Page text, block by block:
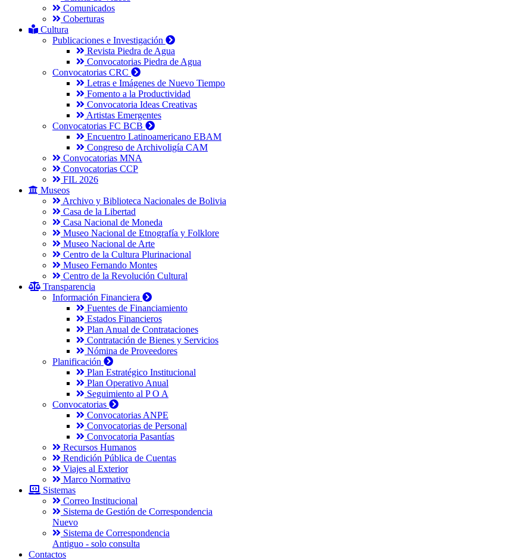
Comunicados
Coberturas
Cultura
Publicaciones e Investigación
Revista Piedra de Agua
Convocatorias Piedra de Agua
Convocatorias CRC
Letras e Imágenes de Nuevo Tiempo
Fomento a la Productividad
Convocatoria Ideas Creativas
Artistas Emergentes
Convocatorias FC BCB
Encuentro Latinoamericano EBAM
Congreso de Archivoligía CAM
Convocatorias MNA
Convocatorias CCP
FIL 2026
Museos
Archivo y Biblioteca Nacionales de Bolivia
Casa de la Libertad
Casa Nacional de Moneda
Museo Nacional de Etnografía y Folklore
Museo Nacional de Arte
Centro de la Cultura Plurinacional
Museo Fernando Montes
Centro de la Revolución Cultural
Transparencia
Información Financiera
Fuentes de Financiamiento
Estados Financieros
Plan Anual de Contrataciones
Contratación de Bienes y Servicios
Nómina de Proveedores
Planificación
Plan Estratégico Institucional
Plan Operativo Anual
Seguimiento al P O A
Convocatorias
Convocatorias ANPE
Convocatorias de Personal
Convocatoria Pasantías
Recursos Humanos
Rendición Pública de Cuentas
Viajes al Exterior
Marco Normativo
Sistemas
Correo Institucional
Sistema de Gestión de Correspondencia
Nuevo
Sistema de Correspondencia
Antiguo - solo consulta
Contactos